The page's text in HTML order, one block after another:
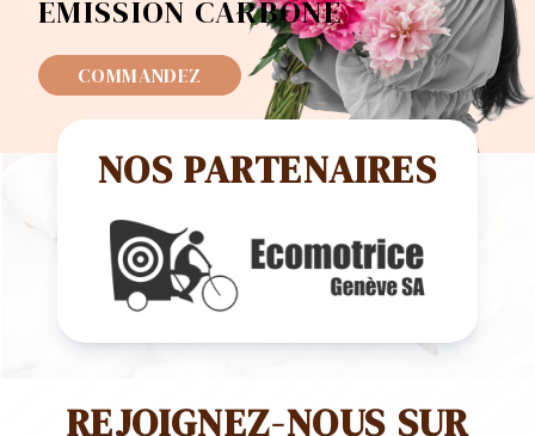
EMISSION CARBONE
COMMANDEZ
NOS PARTENAIRES
REJOIGNEZ-NOUS SUR